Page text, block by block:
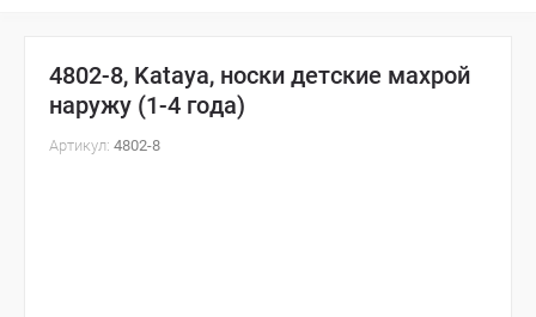
4802-8, Kataya, носки детские махрой
наружу (1-4 года)
Артикул: 4802-8